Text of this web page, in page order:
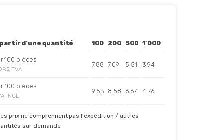
partir d’une quantité 100 200 500 1’000
100 pièces
TVA
7.88 7.09 5.51 3.94
100 pièces
INCL.
9.53 8.58 6.67 4.76
prix ne comprennent pas l'expédition / autres
sur demande